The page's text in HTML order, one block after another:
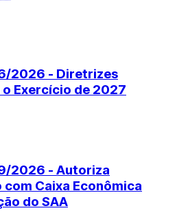
2026 - Diretrizes
Exercício de 2027
2026 - Autoriza
Caixa Econômica
do SAA